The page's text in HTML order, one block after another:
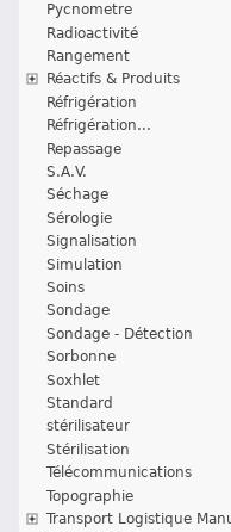
Pycnometre
Radioactivité
Rangement
Réactifs & Produits
Réfrigération
Réfrigération...
Repassage
S.A.V.
Séchage
Sérologie
Signalisation
Simulation
Soins
Sondage
Sondage - Détection
Sorbonne
Soxhlet
Standard
stérilisateur
Stérilisation
Télécommunications
Topographie
Transport Logistique